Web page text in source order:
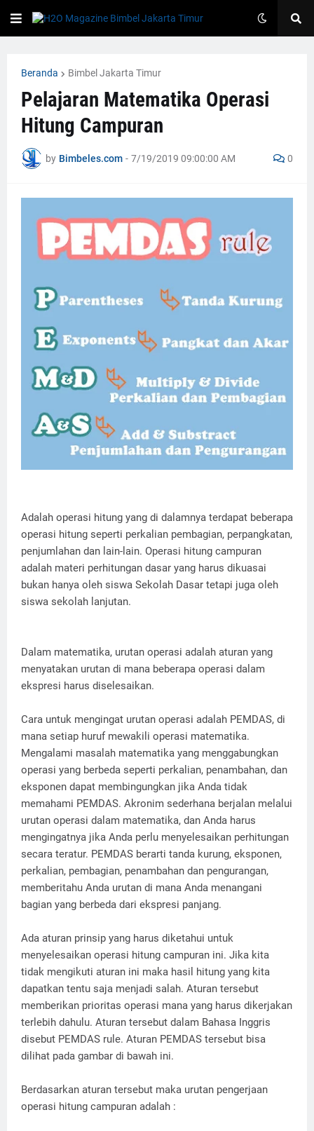
Beranda Bimbel Jakarta Timur
Pelajaran Matematika Operasi
Hitung Campuran
by Bimbeles.com - 7/19/2019 09:00:00 AM 0
Adalah operasi hitung yang di dalamnya terdapat beberapa
operasi hitung seperti perkalian pembagian, perpangkatan,
penjumlahan dan lain-lain. Operasi hitung campuran
adalah materi perhitungan dasar yang harus dikuasai
bukan hanya oleh siswa Sekolah Dasar tetapi juga oleh
siswa sekolah lanjutan.
Dalam matematika, urutan operasi adalah aturan yang
menyatakan urutan di mana beberapa operasi dalam
ekspresi harus diselesaikan.
Cara untuk mengingat urutan operasi adalah PEMDAS, di
mana setiap huruf mewakili operasi matematika.
Mengalami masalah matematika yang menggabungkan
operasi yang berbeda seperti perkalian, penambahan, dan
eksponen dapat membingungkan jika Anda tidak
memahami PEMDAS. Akronim sederhana berjalan melalui
urutan operasi dalam matematika, dan Anda harus
mengingatnya jika Anda perlu menyelesaikan perhitungan
secara teratur. PEMDAS berarti tanda kurung, eksponen,
perkalian, pembagian, penambahan dan pengurangan,
memberitahu Anda urutan di mana Anda menangani
bagian yang berbeda dari ekspresi panjang.
Ada aturan prinsip yang harus diketahui untuk
menyelesaikan operasi hitung campuran ini. Jika kita
tidak mengikuti aturan ini maka hasil hitung yang kita
dapatkan tentu saja menjadi salah. Aturan tersebut
memberikan prioritas operasi mana yang harus dikerjakan
terlebih dahulu. Aturan tersebut dalam Bahasa Inggris
disebut PEMDAS rule. Aturan PEMDAS tersebut bisa
dilihat pada gambar di bawah ini.
Berdasarkan aturan tersebut maka urutan pengerjaan
operasi hitung campuran adalah :